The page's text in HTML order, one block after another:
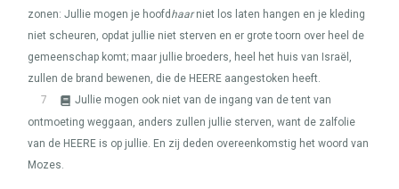
zonen: Jullie mogen je hoofd haarniet los laten hangen en je kleding
niet scheuren, opdat jullie niet sterven en er grote toorn over heel de
gemeenschap komt; maar jullie broeders, heel het huis van Israël,
zullen de brand bewenen, die de HEERE aangestoken heeft.
7
Jullie mogen ook niet van de ingang van de tent van
ontmoeting weggaan, anders zullen jullie sterven, want de zalfolie
van de HEERE is op jullie. En zij deden overeenkomstig het woord van
Mozes.